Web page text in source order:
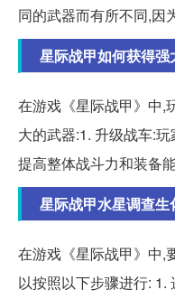
同的武器而有所不同,因
星际战甲如何获得强
在游戏《星际战甲》中,
大的武器:1. 升级战车:
提高整体战斗力和装备
星际战甲水星调查
在游戏《星际战甲》中,
以按照以下步骤进行: 1.